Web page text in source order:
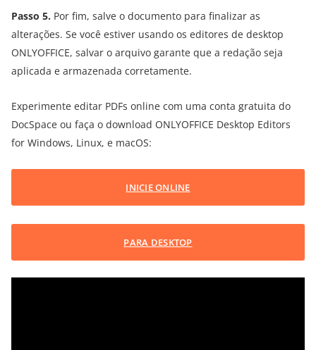
Passo 5. Por fim, salve o documento para finalizar as
alterações. Se você estiver usando os editores de desktop
ONLYOFFICE, salvar o arquivo garante que a redação seja
aplicada e armazenada corretamente.
Experimente editar PDFs online com uma conta gratuita do
DocSpace ou faça o download ONLYOFFICE Desktop Editors
for Windows, Linux, e macOS:
INICIE ONLINE
PARA DESKTOP